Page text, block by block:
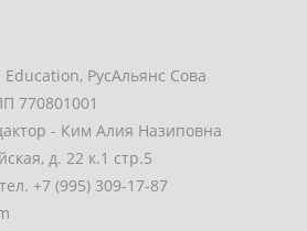
РусАльянс Сова
770801001
- Ким Алия Назиповна
д. 22 к.1 стр.5
+7 (995) 309-17-87